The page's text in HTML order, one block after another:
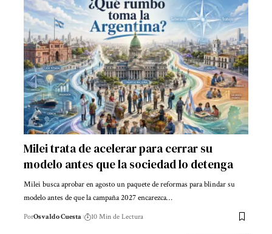
Milei trata de acelerar para cerrar su
modelo antes que la sociedad lo detenga
Milei busca aprobar en agosto un paquete de reformas para blindar su
modelo antes de que la campaña 2027 encarezca…
PorOsvaldo Cuesta 10 Min de Lectura